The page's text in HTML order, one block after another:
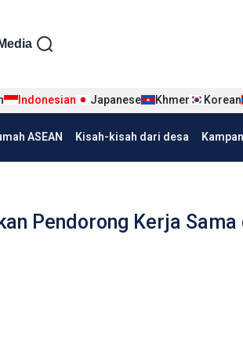
tiếng Indo
Media
Indonesian Japanese Khmer Korean
ASEAN Kisah-kisah dari desa
Pendorong Kerja Sama